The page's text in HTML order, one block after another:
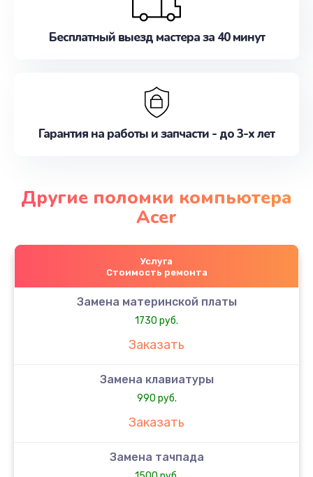
Бесплатный выезд мастера за 40 минут
Гарантия на работы и запчасти - до 3-х лет
Другие поломки компьютера
Acer
Услуга
Стоимость ремонта
Замена материнской платы
1730 руб.
Заказать
Замена клавиатуры
990 руб.
Заказать
Замена тачпада